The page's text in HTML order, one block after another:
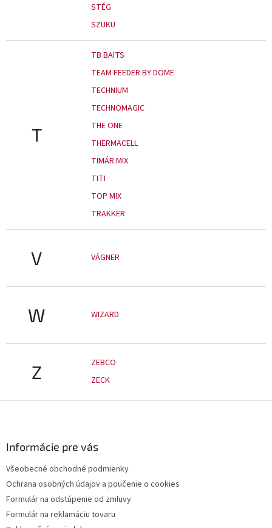
STÉG
SZUKU
T
TB BAITS
TEAM FEEDER BY DÖME
TECHNIUM
TECHNOMAGIC
THE ONE
THERMACELL
TIMÁR MIX
TITI
TOP MIX
TRAKKER
V VÁGNER
W WIZARD
Z
ZEBCO
ZECK
Informácie pre vás
Všeobecné obchodné podmienky
Ochrana osobných údajov a poučenie o cookies
Formulár na odstúpenie od zmluvy
Formulár na reklamáciu tovaru